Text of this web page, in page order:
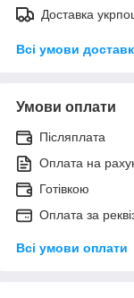
Доставка
Всі умови
Умови оплати
Післяплата
Оплата на
Готівкою
Оплата за
Всі умови оплати